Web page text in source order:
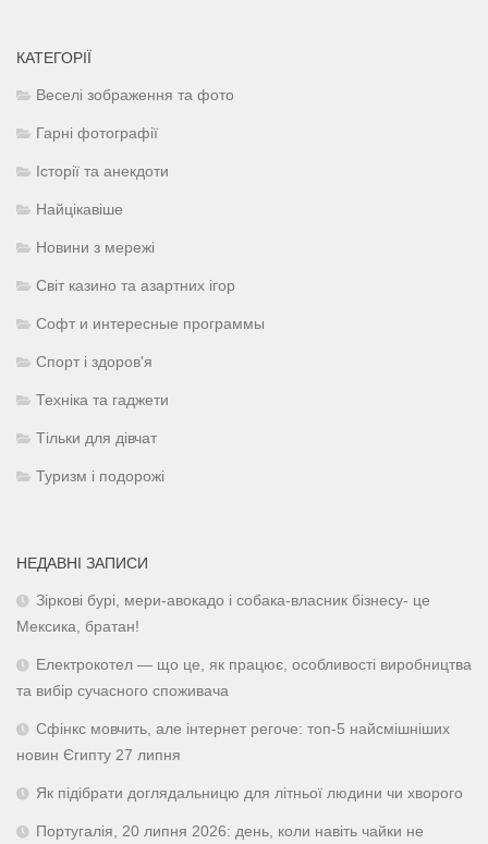
КАТЕГОРІЇ
Веселі зображення та фото
Гарні фотографії
Історії та анекдоти
Найцікавіше
Новини з мережі
Світ казино та азартних ігор
Софт и интересные программы
Спорт і здоров'я
Техніка та гаджети
Тільки для дівчат
Туризм і подорожі
НЕДАВНІ ЗАПИСИ
Зіркові бурі, мери-авокадо і собака-власник бізнесу- це
Мексика, братан!
Електрокотел — що це, як працює, особливості виробництва
та вибір сучасного споживача
Сфінкс мовчить, але інтернет регоче: топ-5 найсмішніших
новин Єгипту 27 липня
Як підібрати доглядальницю для літньої людини чи хворого
Португалія, 20 липня 2026: день, коли навіть чайки не